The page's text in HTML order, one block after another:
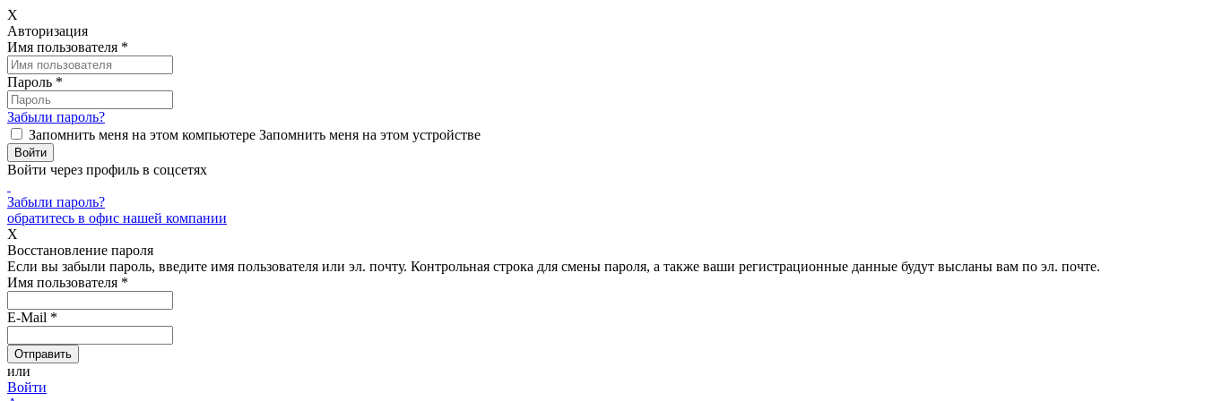
X
Авторизация
Имя пользователя *
Пароль *
Забыли пароль?
Запомнить меня на этом компьютере Запомнить меня на этом устройстве
Войти через профиль в соцсетях
Забыли пароль?
обратитесь в офис нашей компании
X
Восстановление пароля
Если вы забыли пароль, введите имя пользователя или эл. почту. Контрольная строка для смены пароля, а также ваши регистрационные данные будут высланы вам по эл. почте.
Имя пользователя *
E-Mail *
или
Войти